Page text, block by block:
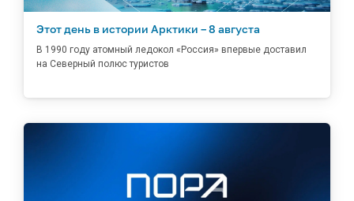
Этот день в истории Арктики – 8 августа
В 1990 году атомный ледокол «Россия» впервые доставил
на Северный полюс туристов